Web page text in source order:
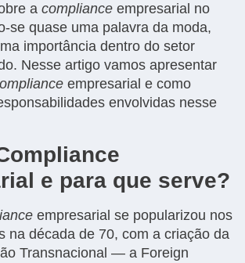
a compliance empresarial no
se quase uma palavra da moda,
importância dentro do setor
Nesse artigo vamos apresentar
empresarial e como
envolvidas nesse
e para que serve?
empresarial se popularizou nos
na década de 70, com a criação da
Transnacional — a Foreign